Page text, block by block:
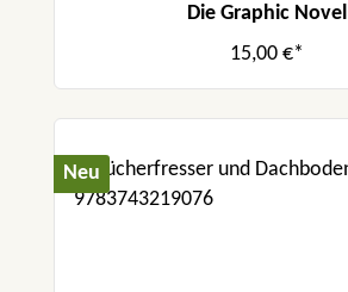
Die Graphic Novel
15,00 €*
Neu